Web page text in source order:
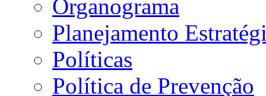
Organograma
Planejamento
Políticas
Política de Prevenção